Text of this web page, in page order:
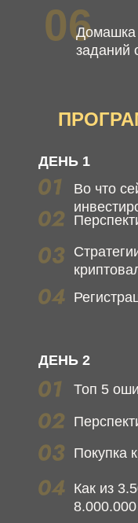
06Домашка
заданий
Во что
ДЕНЬ 1
ДЕНЬ 2
Топ 5
Покупка
Как из
8.000.000